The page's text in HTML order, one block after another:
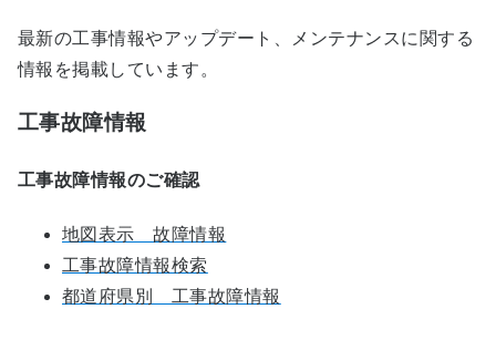
最新の工事情報やアップデート、メンテナンスに関する
情報を掲載しています。
工事故障情報
工事故障情報のご確認
地図表示 故障情報
工事故障情報検索
都道府県別 工事故障情報